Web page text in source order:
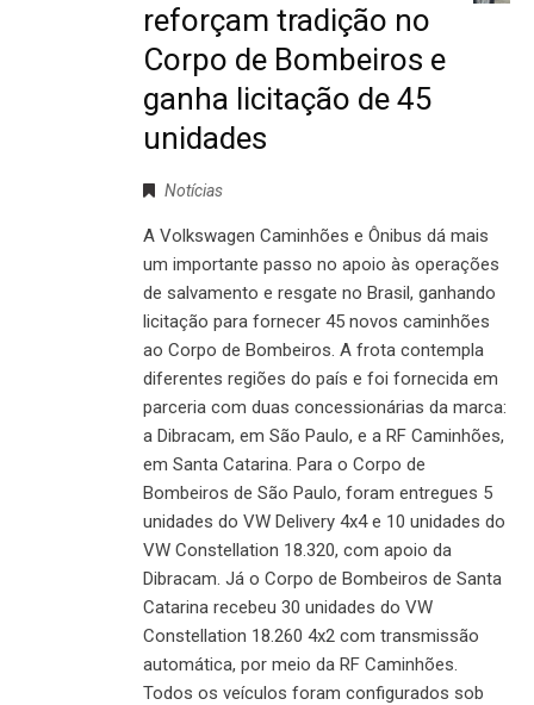
reforçam tradição no
Corpo de Bombeiros e
ganha licitação de 45
unidades
Notícias
A Volkswagen Caminhões e Ônibus dá mais
um importante passo no apoio às operações
de salvamento e resgate no Brasil, ganhando
licitação para fornecer 45 novos caminhões
ao Corpo de Bombeiros. A frota contempla
diferentes regiões do país e foi fornecida em
parceria com duas concessionárias da marca:
a Dibracam, em São Paulo, e a RF Caminhões,
em Santa Catarina. Para o Corpo de
Bombeiros de São Paulo, foram entregues 5
unidades do VW Delivery 4x4 e 10 unidades do
VW Constellation 18.320, com apoio da
Dibracam. Já o Corpo de Bombeiros de Santa
Catarina recebeu 30 unidades do VW
Constellation 18.260 4x2 com transmissão
automática, por meio da RF Caminhões.
Todos os veículos foram configurados sob